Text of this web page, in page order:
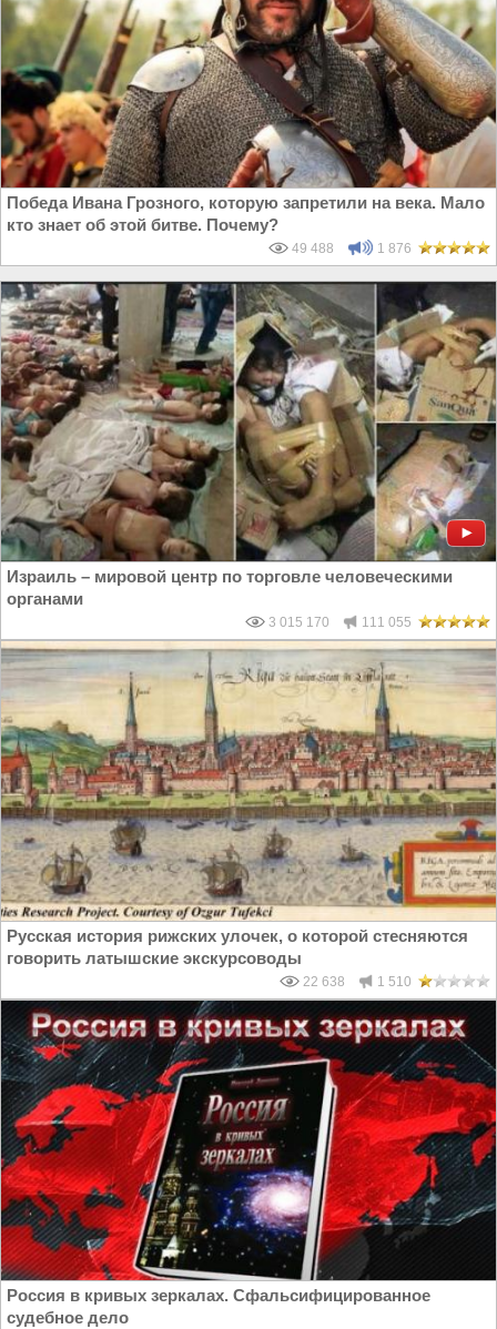
Победа Ивана Грозного, которую запретили на века. Мало
кто знает об этой битве. Почему?
49 488 1 876
Израиль – мировой центр по торговле человеческими
органами
3 015 170 111 055
Русская история рижских улочек, о которой стесняются
говорить латышские экскурсоводы
22 638 1 510
Россия в кривых зеркалах. Сфальсифицированное
судебное дело